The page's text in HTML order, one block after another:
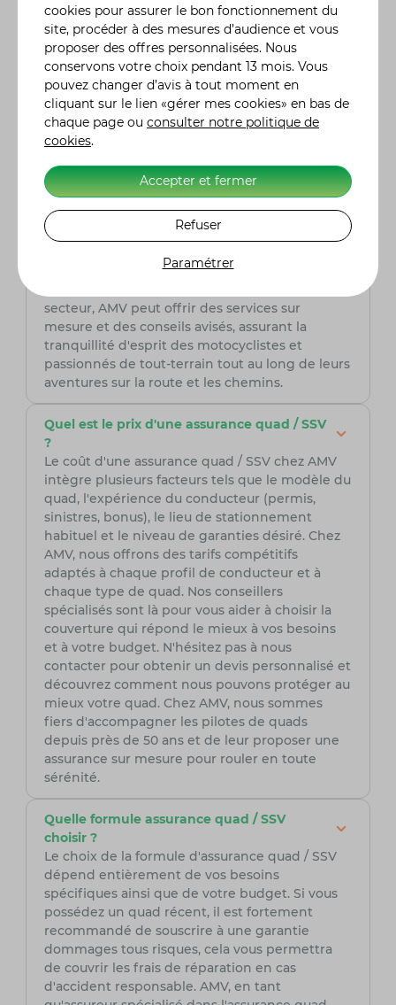
14 ans après une formation courte de 7 heures
sans examen final. Le choix dépend donc du
type de quad que vous souhaitez conduire.
Quelle assurance quad / SSV choisir ?
Pour choisir avec soin votre assurance quad /
SSV, il est primordial de comparer les tarifs, les
assureur spécialisé dans le domaine de la moto,
est une option à prendre en sérieuse
considération. Fort de son expertise, AMV offre
des solutions adaptées aux besoins spécifiques
couverture complète et fiable pour leurs
secteur, AMV peut offrir des services sur
mesure et des conseils avisés, assurant la
tranquillité d'esprit des motocyclistes et
passionnés de tout-terrain tout au long de leurs
aventures sur la route et les chemins.
Quel est le prix d'une assurance quad / SSV
?
Le coût d'une assurance quad / SSV chez AMV
intègre plusieurs facteurs tels que le modèle du
quad, l'expérience du conducteur (permis,
sinistres, bonus), le lieu de stationnement
habituel et le niveau de garanties désiré. Chez
AMV, nous offrons des tarifs compétitifs
adaptés à chaque profil de conducteur et à
chaque type de quad. Nos conseillers
spécialisés sont là pour vous aider à choisir la
couverture qui répond le mieux à vos besoins
et à votre budget. N'hésitez pas à nous
contacter pour obtenir un devis personnalisé et
découvrez comment nous pouvons protéger au
mieux votre quad. Chez AMV, nous sommes
fiers d'accompagner les pilotes de quads
depuis près de 50 ans et de leur proposer une
assurance sur mesure pour rouler en toute
sérénité.
Quelle formule assurance quad / SSV
choisir ?
Le choix de la formule d'assurance quad / SSV
dépend entièrement de vos besoins
spécifiques ainsi que de votre budget. Si vous
possédez un quad récent, il est fortement
recommandé de souscrire à une garantie
dommages tous risques, cela vous permettra
de couvrir les frais de réparation en cas
d'accident responsable. AMV, en tant
cookies pour assurer le bon fonctionnement du
site, procéder à des mesures d’audience et vous
proposer des offres personnalisées. Nous
conservons votre choix pendant 13 mois. Vous
pouvez changer d’avis à tout moment en
cliquant sur le lien «gérer mes cookies» en bas de
chaque page ou consulter notre politique de
cookies.
Accepter et fermer
Refuser
Paramétrer